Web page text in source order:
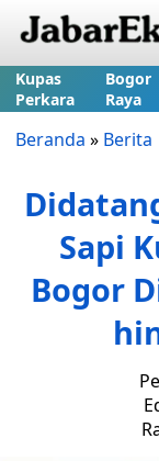
Kupas
Perkara
Bogor
Raya
Beranda » Berita
Sapi
Bogor